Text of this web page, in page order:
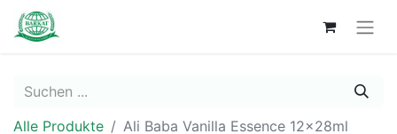
Alle Produkte Ali Baba Vanilla Essence 12x28ml